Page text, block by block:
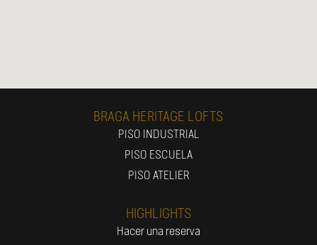
BRAGA HERITAGE LOFTS
PISO INDUSTRIAL
PISO ESCUELA
PISO ATELIER
HIGHLIGHTS
Hacer una reserva